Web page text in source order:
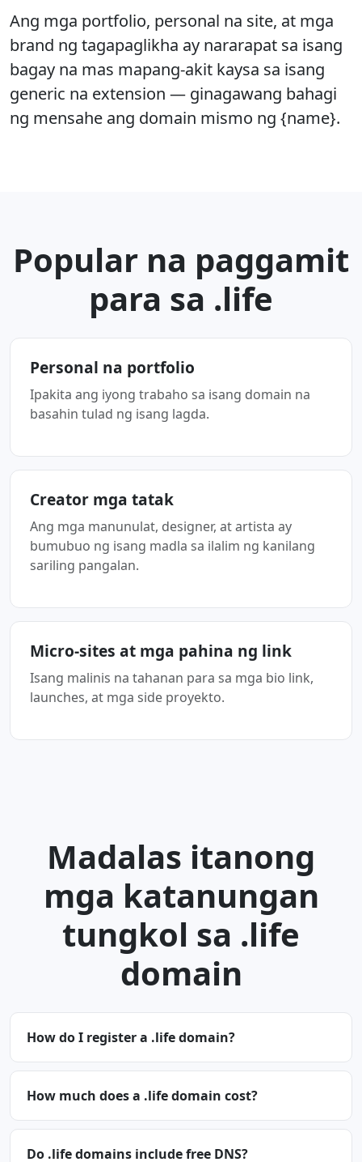
Ang mga portfolio, personal na site, at mga
brand ng tagapaglikha ay nararapat sa isang
bagay na mas mapang-akit kaysa sa isang
generic na extension — ginagawang bahagi
ng mensahe ang domain mismo ng {name}.
Popular na paggamit
para sa .life
Personal na portfolio
Ipakita ang iyong trabaho sa isang domain na
basahin tulad ng isang lagda.
Creator mga tatak
Ang mga manunulat, designer, at artista ay
bumubuo ng isang madla sa ilalim ng kanilang
sariling pangalan.
Micro-sites at mga pahina ng link
Isang malinis na tahanan para sa mga bio link,
launches, at mga side proyekto.
Madalas itanong
mga katanungan
tungkol sa .life
domain
How do I register a .life domain?
How much does a .life domain cost?
Do .life domains include free DNS?